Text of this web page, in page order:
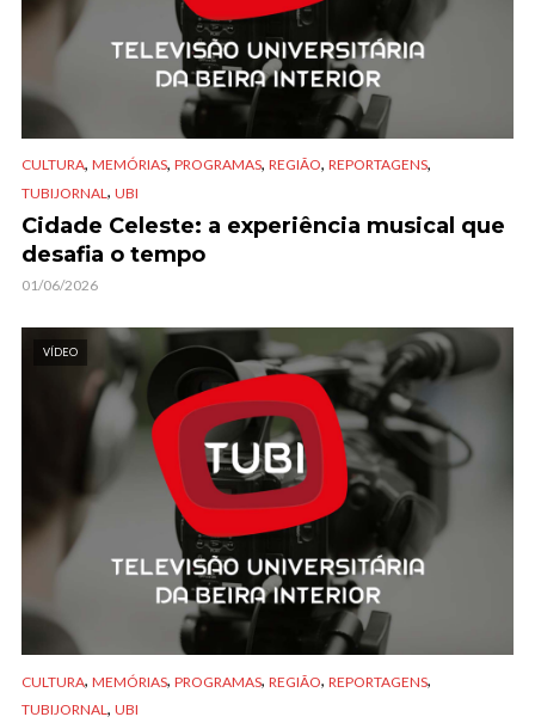
CULTURA, MEMÓRIAS, PROGRAMAS, REGIÃO, REPORTAGENS,
TUBIJORNAL , UBI
Cidade Celeste: a experiência musical que
desafia o tempo
01/06/2026
VÍDEO
CULTURA, MEMÓRIAS, PROGRAMAS, REGIÃO, REPORTAGENS,
TUBIJORNAL, UBI